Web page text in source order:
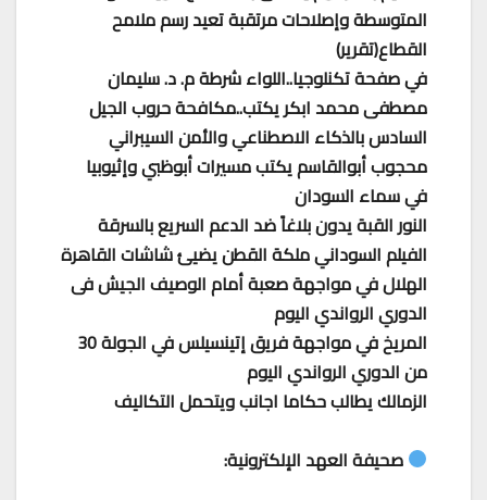
المتوسطة وإصلاحات مرتقبة تعيد رسم ملامح
القطاع(تقرير)
في صفحة تكنلوجيا..اللواء شرطة م. د. سليمان
مصطفى محمد ابكر يكتب..مكافحة حروب الجيل
السادس بالذكاء الاصطناعي والأمن السيبراني
محجوب أبوالقاسم يكتب مسيرات أبوظبي وإثيوبيا
في سماء السودان
النور القبة يدون بلاغاً ضد الدعم السريع بالسرقة
الفيلم السوداني ملكة القطن يضيئ شاشات القاهرة
الهلال في مواجهة صعبة أمام الوصيف الجيش فى
الدوري الرواندي اليوم
المريخ في مواجهة فريق إتينسيلس في الجولة 30
من الدوري الرواندي اليوم
الزمالك يطالب حكاما اجانب ويتحمل التكاليف
صحيفة العهد الإلكترونية: